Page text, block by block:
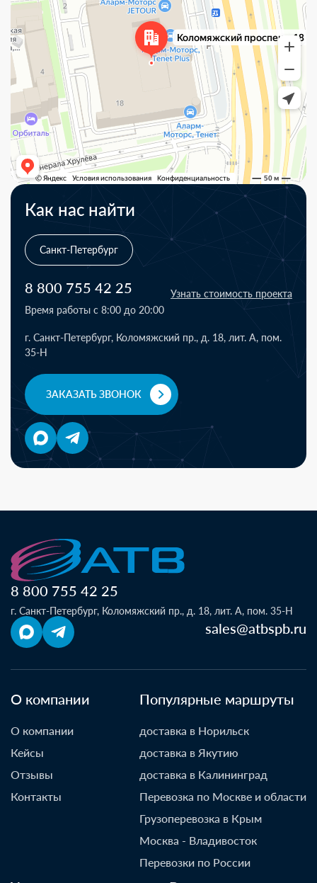
Как нас найти
Санкт-Петербург
8 800 755 42 25
Время работы с 8:00 до 20:00
Узнать стоимость проекта
г. Санкт-Петербург, Коломяжский пр., д. 18, лит. А, пом.
35-Н
ЗАКАЗАТЬ ЗВОНОК
8 800 755 42 25
г. Санкт-Петербург, Коломяжский пр., д. 18, лит. А, пом. 35-Н
sales@atbspb.ru
О компании
О компании
Кейсы
Отзывы
Контакты
Популярные маршруты
доставка в Норильск
доставка в Якутию
доставка в Калининград
Перевозка по Москве и области
Грузоперевозка в Крым
Москва - Владивосток
Перевозки по России